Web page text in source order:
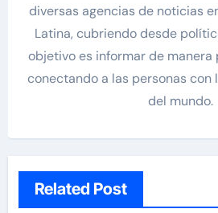
diversas agencias de noticias
Latina, cubriendo desde
objetivo es informar de manera
conectando a las personas con
del mundo.
Related Post